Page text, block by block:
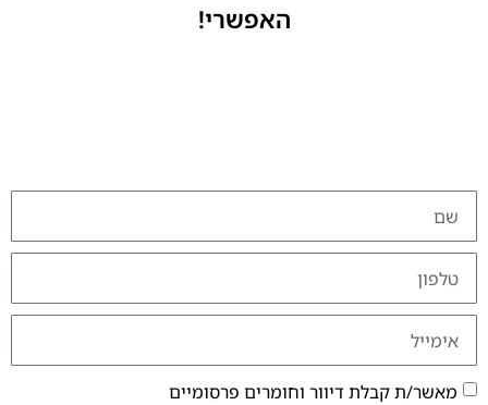
האפשרי!
מאשר/ת קבלת דיוור וחומרים פרסומיים